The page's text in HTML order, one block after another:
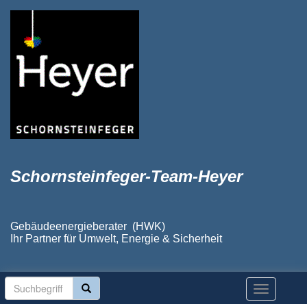
Schornsteinfeger-Team-Heyer
Gebäudeenergieberater (HWK)
Ihr Partner für Umwelt, Energie & Sicherheit